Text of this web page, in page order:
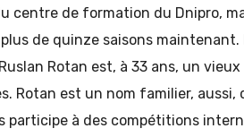
centre de formation du Dnipro,
de quinze saisons maintenant.
Rotan est, à 33 ans, un vieux
Rotan est un nom familier, aussi,
participe à des compétitions